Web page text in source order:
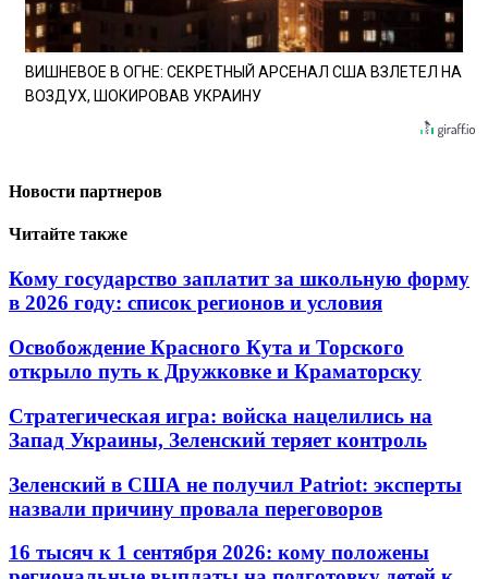
ВИШНЕВОЕ В ОГНЕ: СЕКРЕТНЫЙ АРСЕНАЛ США ВЗЛЕТЕЛ НА
ВОЗДУХ, ШОКИРОВАВ УКРАИНУ
Новости партнеров
Читайте также
Кому государство заплатит за школьную форму
в 2026 году: список регионов и условия
Освобождение Красного Кута и Торского
открыло путь к Дружковке и Краматорску
Стратегическая игра: войска нацелились на
Запад Украины, Зеленский теряет контроль
Зеленский в США не получил Patriot: эксперты
назвали причину провала переговоров
16 тысяч к 1 сентября 2026: кому положены